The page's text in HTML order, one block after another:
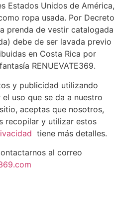
Estados Unidos de América,
ropa usada. Por Decreto
prenda de vestir catalogada
debe de ser lavada previo
en Costa Rica por
RENUEVATE369.
y publicidad utilizando
uso que se da a nuestro
aceptas que nosotros,
recopilar y utilizar estos
tiene más detalles.
al correo